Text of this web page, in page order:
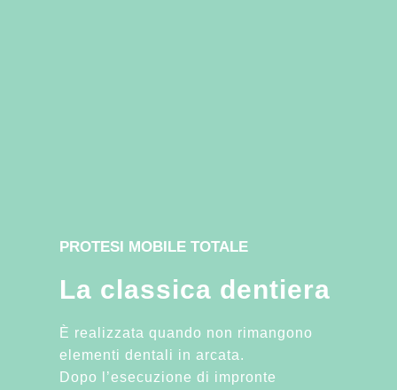
PROTESI MOBILE TOTALE
La classica dentiera
È realizzata quando non rimangono
elementi dentali in arcata.
Dopo l’esecuzione di impronte